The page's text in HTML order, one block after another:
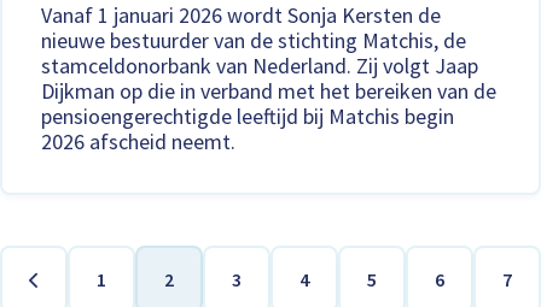
Vanaf 1 januari 2026 wordt Sonja Kersten de
nieuwe bestuurder van de stichting Matchis, de
stamceldonorbank van Nederland. Zij volgt Jaap
Dijkman op die in verband met het bereiken van de
pensioengerechtigde leeftijd bij Matchis begin
2026 afscheid neemt.
Vorige
Pagina
1
Huidige
2
Pagina
3
Pagina
4
Pagina
5
Pagina
6 7